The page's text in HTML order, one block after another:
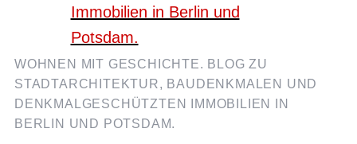
WOHNEN MIT GESCHICHTE. BLOG ZU
STADTARCHITEKTUR, BAUDENKMALEN UND
DENKMALGESCHÜTZTEN IMMOBILIEN IN
BERLIN UND POTSDAM.